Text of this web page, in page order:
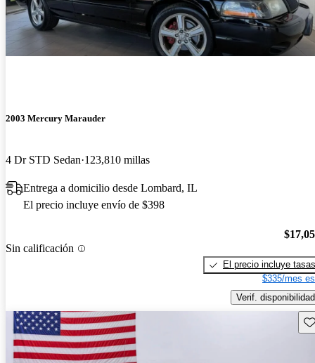
2003 Mercury Marauder
4 Dr STD Sedan 123,810 millas
Entrega a domicilio desde Lombard, IL
El precio incluye envío de $398
Sin calificación
El precio incluye tasas
$335/mes
Verif. disponibilidad